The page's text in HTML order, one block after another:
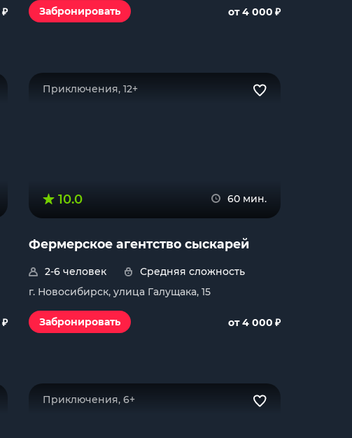
₽ Забронировать от 4 000 ₽
₽
Приключения, 12+
10.0 60 мин.
Фермерское агентство сыскарей
2-6 человек
Средняя сложность
г. Новосибирск, улица Галущака, 15
Забронировать от 4 000 ₽
Приключения, 6+